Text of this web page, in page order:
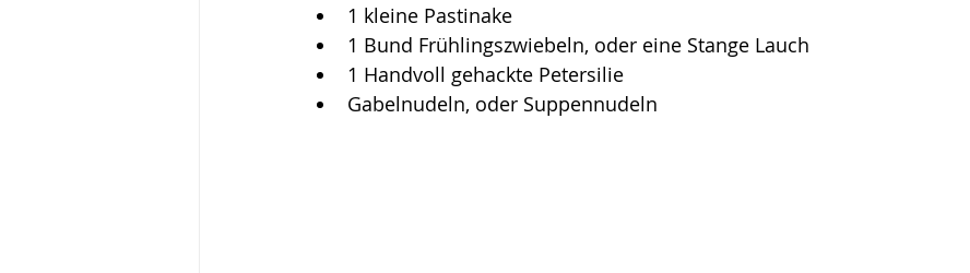
1 kleine Pastinake
1 Bund Frühlingszwiebeln, oder eine Stange Lauch
1 Handvoll gehackte Petersilie
Gabelnudeln, oder Suppennudeln